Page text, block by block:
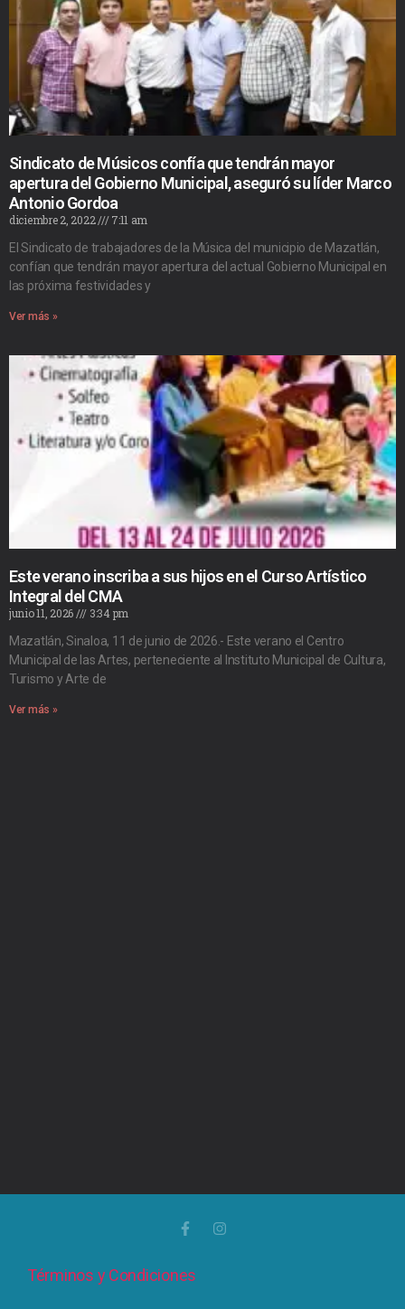
Sindicato de Músicos confía que tendrán mayor
apertura del Gobierno Municipal, aseguró su líder Marco
Antonio Gordoa
diciembre 2, 2022
7:11 am
El Sindicato de trabajadores de la Música del municipio de Mazatlán,
confían que tendrán mayor apertura del actual Gobierno Municipal en
las próxima festividades y
Ver más »
Este verano inscriba a sus hijos en el Curso Artístico
Integral del CMA
junio 11, 2026
3:34 pm
Mazatlán, Sinaloa, 11 de junio de 2026.- Este verano el Centro
Municipal de las Artes, perteneciente al Instituto Municipal de Cultura,
Turismo y Arte de
Ver más »
Términos y Condiciones